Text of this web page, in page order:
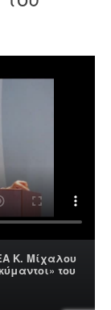
Κ. Μίχαλου
του